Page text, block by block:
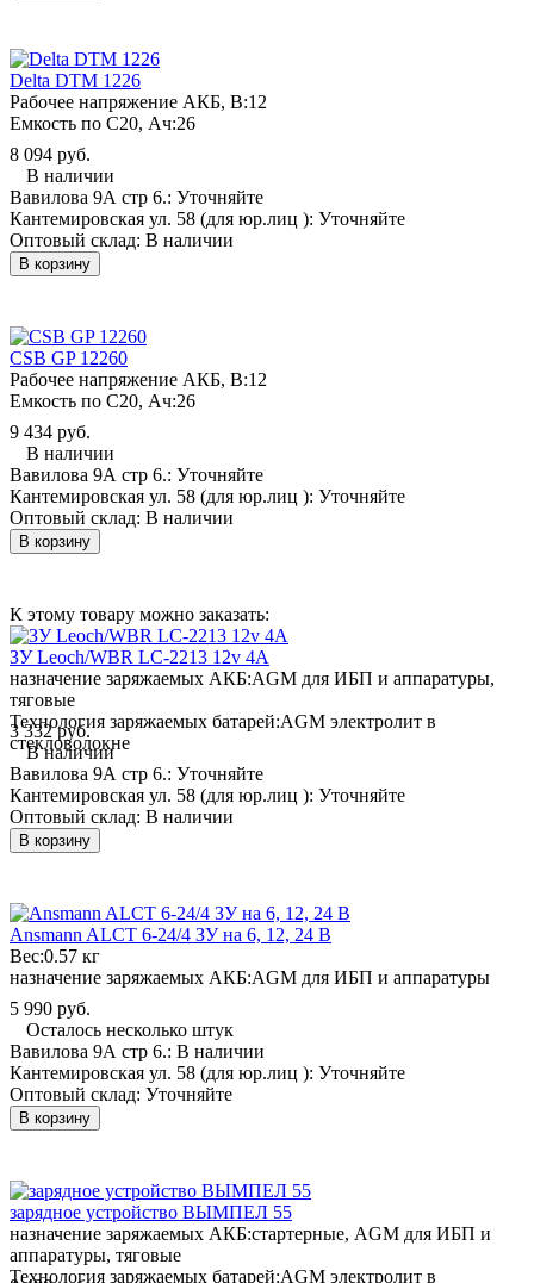
Delta DTM 1226
Рабочее напряжение АКБ, B:12
Емкость по С20, Ач:26
8 094 руб.
В наличии
Вавилова 9А стр 6.: Уточняйте
Кантемировская ул. 58 (для юр.лиц ): Уточняйте
Оптовый склад: В наличии
В корзину
CSB GP 12260
Рабочее напряжение АКБ, B:12
Емкость по С20, Ач:26
9 434 руб.
В наличии
Вавилова 9А стр 6.: Уточняйте
Кантемировская ул. 58 (для юр.лиц ): Уточняйте
Оптовый склад: В наличии
В корзину
К этому товару можно заказать:
ЗУ Leoch/WBR LC-2213 12v 4A
назначение заряжаемых АКБ:AGM для ИБП и аппаратуры,
тяговые
Технология заряжаемых батарей:AGM электролит в
стекловолокне
3 332 руб.
В наличии
Вавилова 9А стр 6.: Уточняйте
Кантемировская ул. 58 (для юр.лиц ): Уточняйте
Оптовый склад: В наличии
В корзину
Ansmann ALCT 6-24/4 ЗУ на 6, 12, 24 В
Вес:0.57 кг
назначение заряжаемых АКБ:AGM для ИБП и аппаратуры
5 990 руб.
Осталось несколько штук
Вавилова 9А стр 6.: В наличии
Кантемировская ул. 58 (для юр.лиц ): Уточняйте
Оптовый склад: Уточняйте
В корзину
зарядное устройство ВЫМПЕЛ 55
назначение заряжаемых АКБ:стартерные, AGM для ИБП и
аппаратуры, тяговые
Технология заряжаемых батарей:AGM электролит в